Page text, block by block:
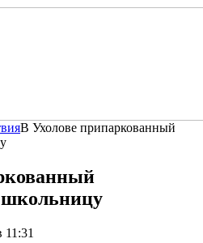
В Ухолове припаркованный
школьницу